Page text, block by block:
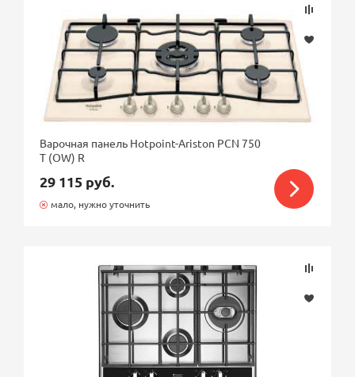
Варочная панель Hotpoint-Ariston PCN 750
T (OW) R
29 115 руб.
мало, нужно уточнить